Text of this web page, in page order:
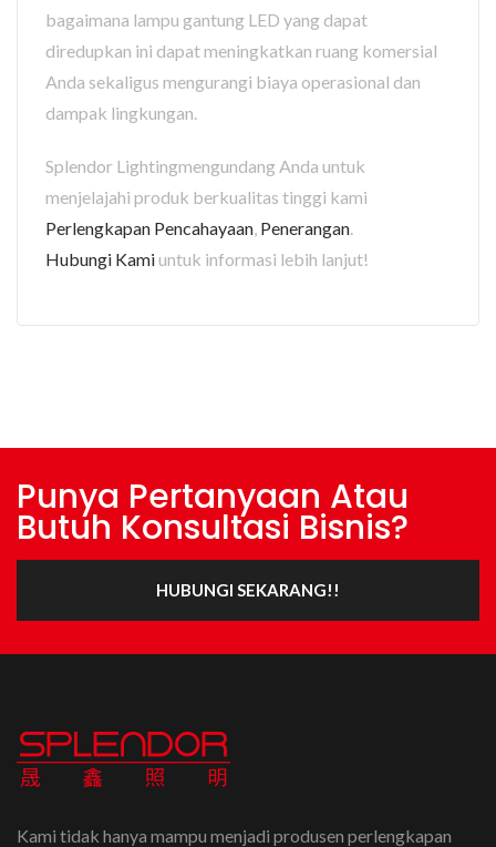
bagaimana lampu gantung LED yang dapat
diredupkan ini dapat meningkatkan ruang komersial
Anda sekaligus mengurangi biaya operasional dan
dampak lingkungan.
Splendor Lightingmengundang Anda untuk
menjelajahi produk berkualitas tinggi kami
Perlengkapan Pencahayaan Penerangan
Hubungi Kamiuntuk informasi lebih lanjut!
Punya Pertanyaan Atau
Butuh Konsultasi Bisnis?
HUBUNGI SEKARANG!!
Kami tidak hanya mampu menjadi produsen perlengkapan